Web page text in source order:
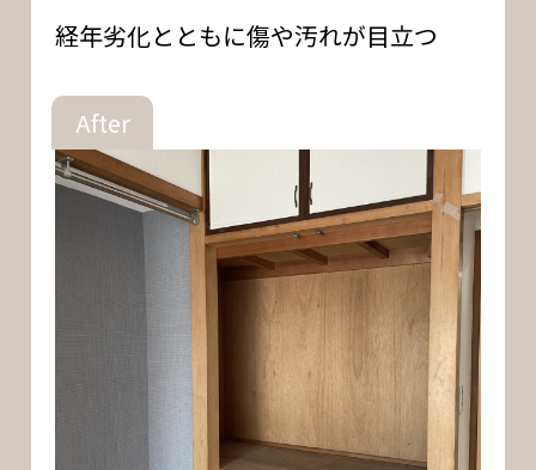
経年劣化とともに傷や汚れが目立つ
After